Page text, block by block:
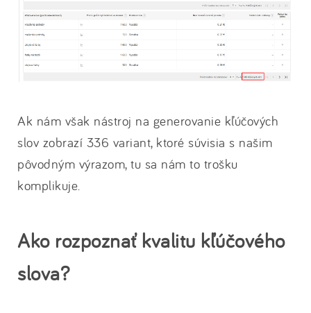
Ak nám však nástroj na generovanie kľúčových
slov zobrazí 336 variant, ktoré súvisia s našim
pôvodným výrazom, tu sa nám to trošku
komplikuje.
Ako rozpoznať kvalitu kľúčového
slova?